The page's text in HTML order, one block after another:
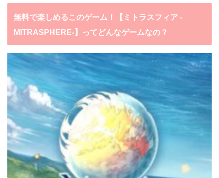
無料で楽しめるこのゲーム！【ミトラスフィア -
MITRASPHERE-】ってどんなゲームなの？